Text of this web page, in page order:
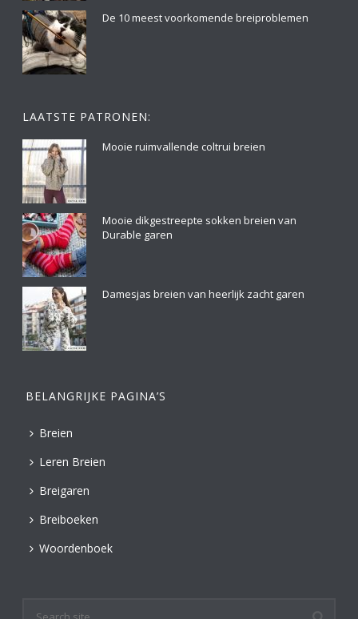
De 10 meest voorkomende breiproblemen
LAATSTE PATRONEN:
Mooie ruimvallende coltrui breien
Mooie dikgestreepte sokken breien van
Durable garen
Damesjas breien van heerlijk zacht garen
BELANGRIJKE PAGINA’S
Breien
Leren Breien
Breigaren
Breiboeken
Woordenboek